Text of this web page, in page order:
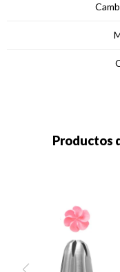
Productos